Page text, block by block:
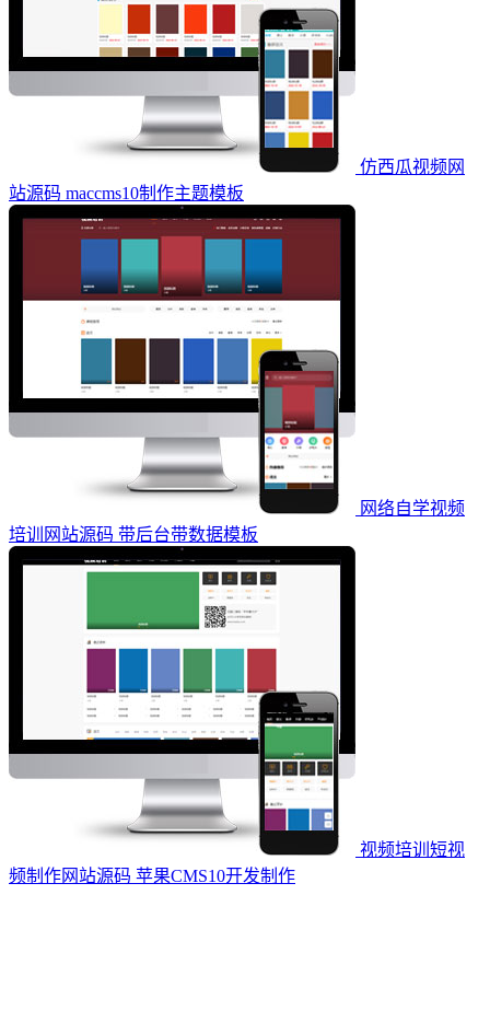
仿西瓜视频网
站源码 maccms10制作主题模板
网络自学视频
培训网站源码 带后台带数据模板
视频培训短视
频制作网站源码 苹果CMS10开发制作